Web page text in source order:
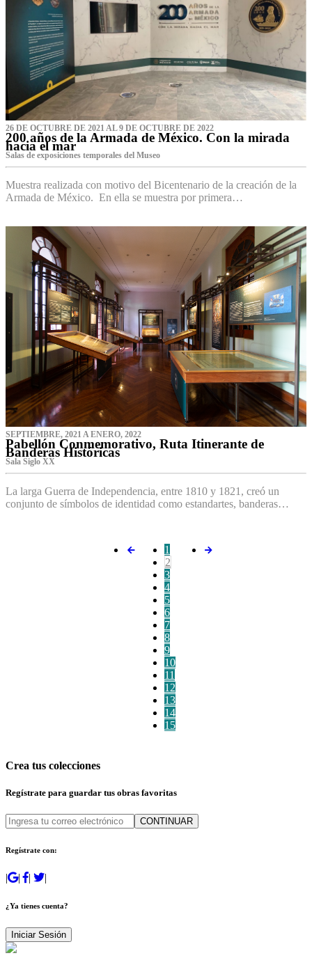
26 DE OCTUBRE DE 2021 AL 9 DE OCTUBRE DE 2022
200 años de la Armada de México. Con la mirada
hacia el mar
Salas de exposiciones temporales del Museo‌
Muestra realizada con motivo del Bicentenario de la creación de la
Armada de México. En ella se muestra por primera…
SEPTIEMBRE, 2021 A ENERO, 2022
Pabellón Conmemorativo, Ruta Itinerante de
Banderas Históricas
Sala Siglo XX
La larga Guerra de Independencia, entre 1810 y 1821, creó un
conjunto de símbolos de identidad como estandartes, banderas…
1
2
3
4
5
6
7
8
9
10
11
12
13
14
15
Crea tus colecciones
Regístrate para guardar tus obras favoritas
CONTINUAR
Regístrate con:
| | | |
¿Ya tienes cuenta?
Iniciar Sesión